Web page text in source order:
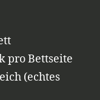
pro Bettseite
(echtes